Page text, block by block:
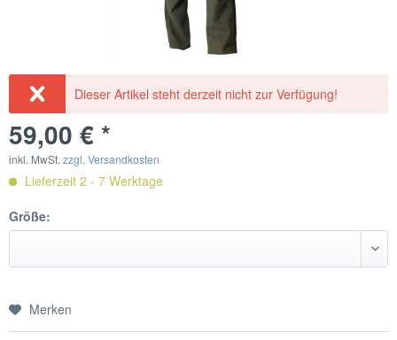
Dieser Artikel steht derzeit nicht zur Verfügung!
59,00 € *
inkl. MwSt. zzgl. Versandkosten
Lieferzeit 2 - 7 Werktage
Größe:
Merken